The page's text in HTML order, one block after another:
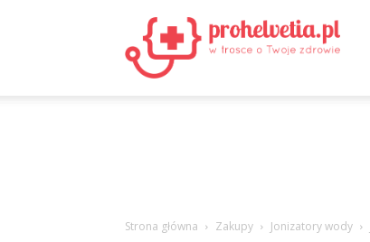
Strona główna Zakupy Jonizatory wody